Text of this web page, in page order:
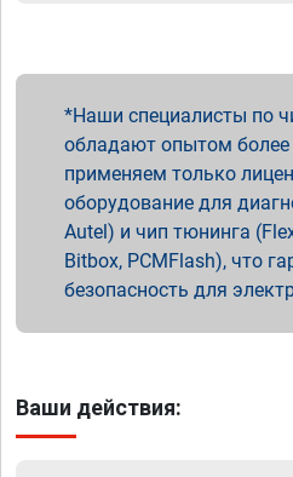
Наши специалисты по
обладают опытом
применяем только
оборудование для
Autel) и чип тюнинга
Bitbox, PCMFlash), что
безопасность для
Ваши действия: